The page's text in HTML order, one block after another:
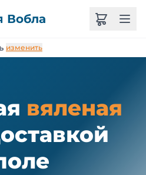
Вобла
изменить
вяленая